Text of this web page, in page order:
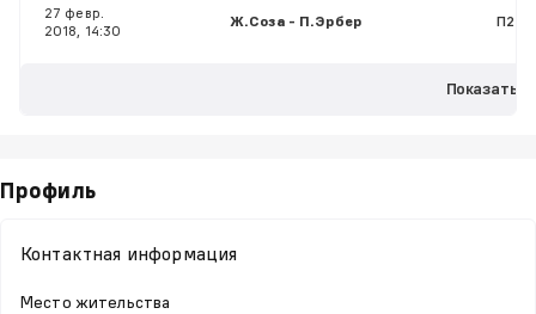
27 февр.
2018, 14:30
Ж.Соза - П.Эрбер П2
Показать
Профиль
Контактная информация
Место жительства